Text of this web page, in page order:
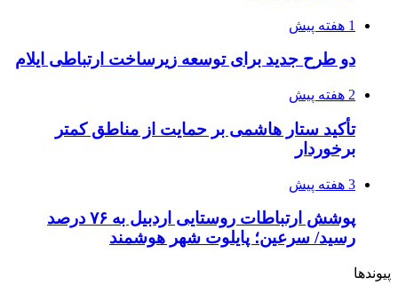
1 هفته پیش
دو طرح جدید برای توسعه زیرساخت ارتباطی ایلام
2 هفته پیش
تأکید ستار هاشمی بر حمایت از مناطق کمتر
برخوردار
3 هفته پیش
پوشش ارتباطات روستایی اردبیل به ۷۶ درصد
رسید/ سرعین؛ پایلوت شهر هوشمند
پیوندها